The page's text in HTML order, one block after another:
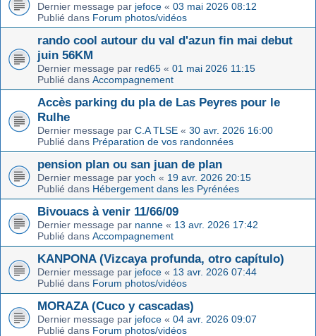
Dernier message par jefoce « 03 mai 2026 08:12
Publié dans Forum photos/vidéos
rando cool autour du val d'azun fin mai debut
juin 56KM
Dernier message par red65 « 01 mai 2026 11:15
Publié dans Accompagnement
Accès parking du pla de Las Peyres pour le
Rulhe
Dernier message par C.A TLSE « 30 avr. 2026 16:00
Publié dans Préparation de vos randonnées
pension plan ou san juan de plan
Dernier message par yoch « 19 avr. 2026 20:15
Publié dans Hébergement dans les Pyrénées
Bivouacs à venir 11/66/09
Dernier message par nanne « 13 avr. 2026 17:42
Publié dans Accompagnement
KANPONA (Vizcaya profunda, otro capítulo)
Dernier message par jefoce « 13 avr. 2026 07:44
Publié dans Forum photos/vidéos
MORAZA (Cuco y cascadas)
Dernier message par jefoce « 04 avr. 2026 09:07
Publié dans Forum photos/vidéos